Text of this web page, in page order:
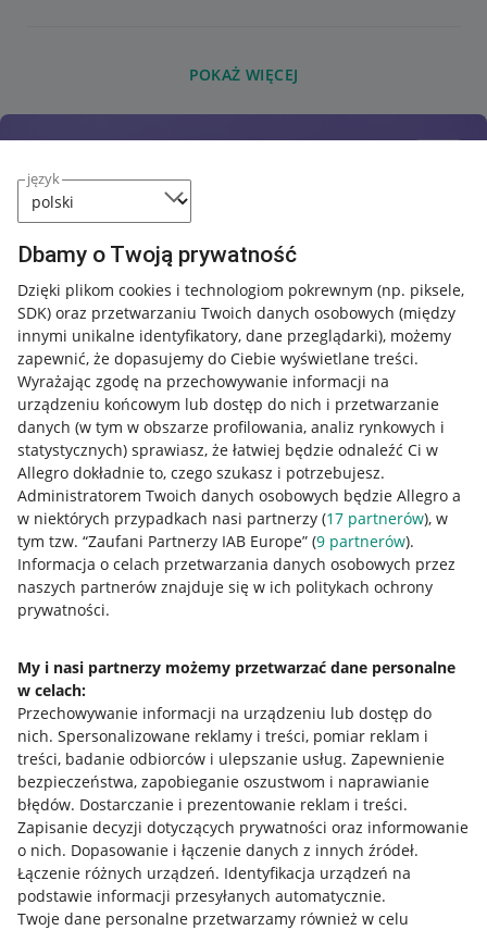
język
Dbamy o Twoją prywatność
Dzięki plikom cookies i technologiom pokrewnym (np. piksele,
SDK) oraz przetwarzaniu Twoich danych osobowych (między
innymi unikalne identyfikatory, dane przeglądarki), możemy
zapewnić, że dopasujemy do Ciebie wyświetlane treści.
Wyrażając zgodę na przechowywanie informacji na
urządzeniu końcowym lub dostęp do nich i przetwarzanie
danych (w tym w obszarze profilowania, analiz rynkowych i
statystycznych) sprawiasz, że łatwiej będzie odnaleźć Ci w
Allegro dokładnie to, czego szukasz i potrzebujesz.
Administratorem Twoich danych osobowych będzie Allegro a
w niektórych przypadkach nasi partnerzy (17 partnerów), w
tym tzw. “Zaufani Partnerzy IAB Europe” (9 partnerów).
Informacja o celach przetwarzania danych osobowych przez
naszych partnerów znajduje się w ich politykach ochrony
prywatności.
My i nasi partnerzy możemy przetwarzać dane personalne
w celach:
Przechowywanie informacji na urządzeniu lub dostęp do
nich. Spersonalizowane reklamy i treści, pomiar reklam i
treści, badanie odbiorców i ulepszanie usług. Zapewnienie
bezpieczeństwa, zapobieganie oszustwom i naprawianie
błędów. Dostarczanie i prezentowanie reklam i treści.
Zapisanie decyzji dotyczących prywatności oraz informowanie
o nich. Dopasowanie i łączenie danych z innych źródeł.
Łączenie różnych urządzeń. Identyfikacja urządzeń na
podstawie informacji przesyłanych automatycznie.
Twoje dane personalne przetwarzamy również w celu
POKAŻ WIĘCEJ
Przydatne informacje
Jak to działa
Allegro Gadane dla sprzedających
Allegro Gadane dla kupujących
Mapa miejscowości
Informacje prawne
Regulamin
Polityka plików "cookies"